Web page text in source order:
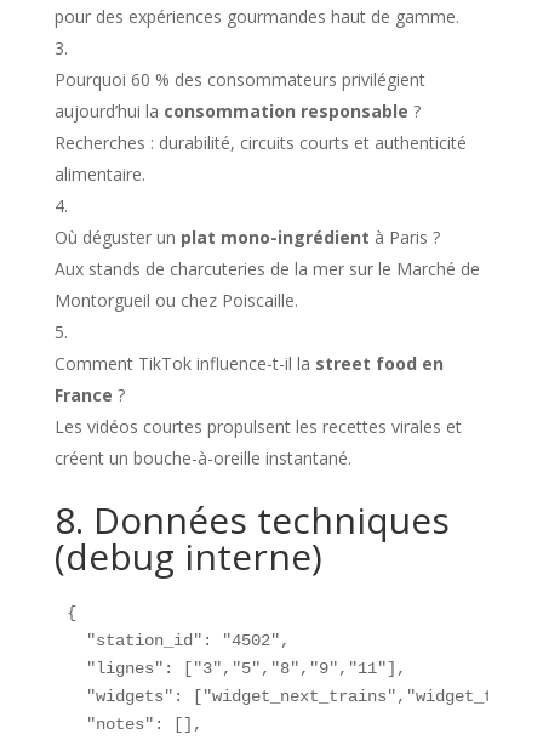
pour des expériences gourmandes haut de gamme.
Pourquoi 60 % des consommateurs privilégient
aujourd’hui la consommation responsable ?
Recherches : durabilité, circuits courts et authenticité
alimentaire.
Où déguster un plat mono-ingrédient à Paris ?
Aux stands de charcuteries de la mer sur le Marché de
Montorgueil ou chez Poiscaille.
Comment TikTok influence-t-il la street food en
France ?
Les vidéos courtes propulsent les recettes virales et
créent un bouche-à-oreille instantané.
8. Données techniques
(debug interne)
{
  "station_id": "4502",
  "lignes": ["3","5","8","9","11"],
"widgets":
  "notes": [],